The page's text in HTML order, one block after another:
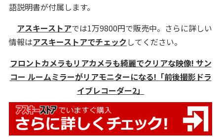
語説明書が付属します。
アスキーストアでは1万9800円で販売中。さらに詳しい
情報はアスキーストアでチェックしてください。
フロントカメラもリアカメラも綺麗でクリアな映像! サン
コー ルームミラーがリアモニターになる!「前後撮影ドラ
イブレコーダー2」